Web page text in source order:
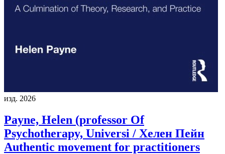
изд. 2026
Payne, Helen (professor Of
Psychotherapy, Universi / Хелен Пейн
Authentic movement for practitioners